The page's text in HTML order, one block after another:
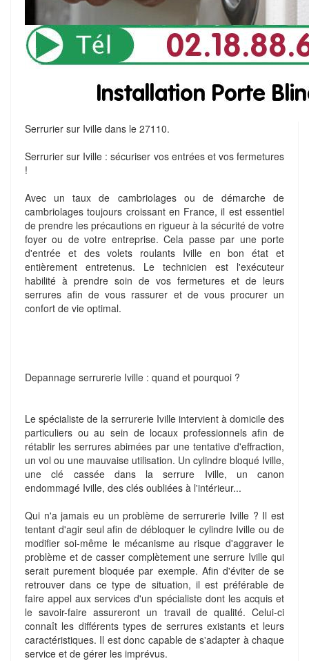
Serrurier sur Iville dans le 27110.
Serrurier sur Iville : sécuriser vos entrées et vos fermetures
!
Avec un taux de cambriolages ou de démarche de
cambriolages toujours croissant en France, il est essentiel
de prendre les précautions en rigueur à la sécurité de votre
foyer ou de votre entreprise. Cela passe par une porte
d'entrée et des volets roulants Iville en bon état et
entièrement entretenus. Le technicien est l'exécuteur
habilité à prendre soin de vos fermetures et de leurs
serrures afin de vous rassurer et de vous procurer un
confort de vie optimal.
Depannage serrurerie Iville : quand et pourquoi ?
Le spécialiste de la serrurerie Iville intervient à domicile des
particuliers ou au sein de locaux professionnels afin de
rétablir les serrures abimées par une tentative d'effraction,
un vol ou une mauvaise utilisation. Un cylindre bloqué Iville,
une clé cassée dans la serrure Iville, un canon
endommagé Iville, des clés oubliées à l'intérieur...
Qui n'a jamais eu un problème de serrurerie Iville ? Il est
tentant d'agir seul afin de débloquer le cylindre Iville ou de
modifier soi-même le mécanisme au risque d'aggraver le
problème et de casser complètement une serrure Iville qui
serait purement bloquée par exemple. Afin d'éviter de se
retrouver dans ce type de situation, il est préférable de
faire appel aux services d'un spécialiste dont les acquis et
le savoir-faire assureront un travail de qualité. Celui-ci
connaît les différents types de serrures existants et leurs
caractéristiques. Il est donc capable de s'adapter à chaque
service et de gérer les imprévus.